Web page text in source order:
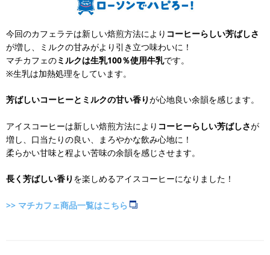
今回のカフェラテは新しい焙煎方法により コーヒーらしい芳ばしさ
が増し、ミルクの甘みがより引き立つ味わいに！
マチカフェのミルクは生乳100％使用牛乳です。
※生乳は加熱処理をしています。
芳ばしいコーヒーとミルクの甘い香りが心地良い余韻を感じます。
アイスコーヒーは新しい焙煎方法により コーヒーらしい芳ばしさが
増し、口当たりの良い、まろやかな飲み心地に！
柔らかい甘味と程よい苦味の余韻を感じさせます。
長く芳ばしい香り を楽しめるアイスコーヒーになりました！
>> マチカフェ商品一覧はこちら